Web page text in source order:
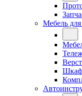
Мебель для